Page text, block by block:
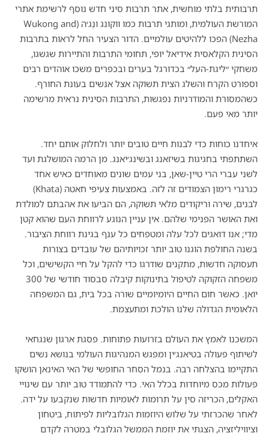
תרבותית בלתי מוחשית, אתר תרבות סיני חדש נוסף לרשימת אתרי
המורשת העולמית, ומותגי תרבות כמו ווקונג ונֶג׳ה (Wukong and
Nezha) הפכו ללהיטים עולמיים. הדור הצעיר החל לראות בתרבות
הסינית הקלאסית אידיאל יופי, תחומי התרבות והתיירות שגשגו,
משחקי ״ליגת-העל״ בכדורגל בערים ובכפרים משכו אוהדים רבים
וספורט הקרח והשלג הצית תשוקה אצל אנשים בעונת החורף.
כשהמסורת והמודרניות נפגשות, התרבות הסינית נראית מרשימה
יותר מאי פעם.
איחדנו כוחות כדי לבנות חיים טובים יותר ולחלוק אותם יחד.
השתתפתי בחגיגות בשיזאנג ובשינג׳יאנג. מן הרמה המושלגת ועד
לשני עברי הרי טיין-שאן, בני עמים שונים מאוחדים כאיש אחד
כגרגרי רימון הצמודים זה לזה. באמצעות צעיפי חאטה (Khata)
לבנים, שירה וריקודים מלאי תשוקה, הם הביעו את אהבתם למולדת
ואת האושר הפנימי שלהם. אין עניין הנוגע לרווחת העם שהוא קטן
מדי; אנו דואגים לכל עלה ומטפחים כל ענף בגינת רווחת הציבור.
בשנה החולפת הוגנו טוב יותר זכויותיהם של עובדים בצורות
תעסוקה חדשות, מתקנים שודרגו כדי להקל על חיי הקשישים, וכל
משפחה הזקוקה לטיפול בתינוקות קיבלה סבסוד חודשי של 300
יואן. כאשר חום החיים היומיומיים שורה בכל בית, גם המשפחה
הלאומית הגדולה שלנו הולכת ומתעצמת.
המשכנו לאמץ את העולם בזרועות פתוחות. פסגת ארגון שנגחאי
לשיתוף פעולה בטיאנג׳ין ומפגש המנהיגות העולמי בנושא נשים
התקיימו בהצלחה רבה. בנמל הסחר החופשי של האי האינאן הושקו
פעולות מכס מיוחדות בכלל האי. כדי להתמודד טוב יותר עם שינויי
האקלים, הכריזה סין על תרומות לאומיות חדשות שנקבעו על ידה.
לאחר שהכרזתי על שלוש היוזמות הגלובליות לפיתוח, ביטחון
וציוויליזציה, הצגתי את יוזמת הממשל הגלובלי במטרה לקדם